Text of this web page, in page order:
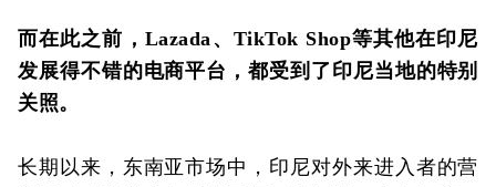
而在此之前， Lazada 、TikTok Shop等其他在印尼
发展得不错的电商平台，都受到了印尼当地的特别
关照。
长期以来，东南亚市场中，印尼对外来进入者的营